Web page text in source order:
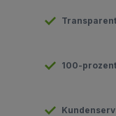
100-